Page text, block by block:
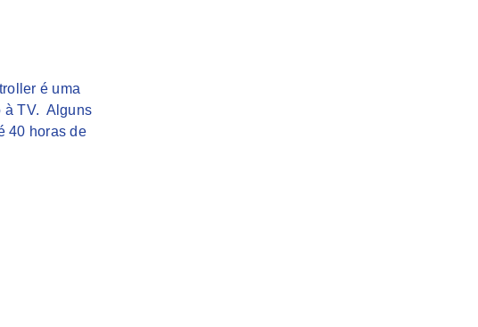
é uma
à TV. Alguns
40 horas de